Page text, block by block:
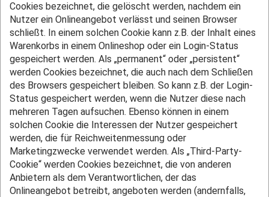
Cookies bezeichnet, die gelöscht werden, nachdem ein
Nutzer ein Onlineangebot verlässt und seinen Browser
schließt. In einem solchen Cookie kann z.B. der Inhalt eines
Warenkorbs in einem Onlineshop oder ein Login-Status
gespeichert werden. Als „permanent“ oder „persistent“
werden Cookies bezeichnet, die auch nach dem Schließen
des Browsers gespeichert bleiben. So kann z.B. der Login-
Status gespeichert werden, wenn die Nutzer diese nach
mehreren Tagen aufsuchen. Ebenso können in einem
solchen Cookie die Interessen der Nutzer gespeichert
werden, die für Reichweitenmessung oder
Marketingzwecke verwendet werden. Als „Third-Party-
Cookie“ werden Cookies bezeichnet, die von anderen
Anbietern als dem Verantwortlichen, der das
Onlineangebot betreibt, angeboten werden (andernfalls,